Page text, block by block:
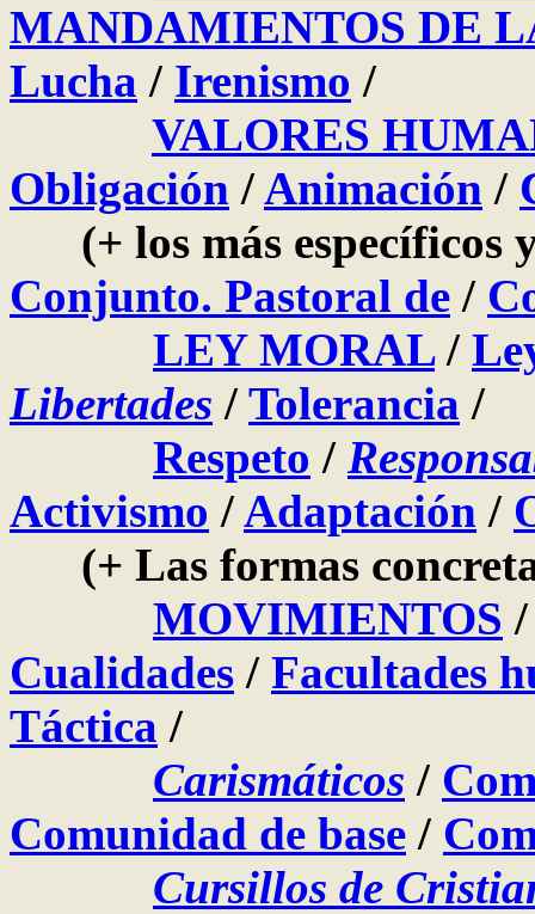
MANDAMIENTOS DE
Lucha / Irenismo /
VALORES
Obligación /Animación /
(+ los más específicos
Conjunto. Pastoral de /
LEY MORAL/
Libertades / Tolerancia /
Respeto /
Activismo /Adaptación /
(+ Las formas
MOVIMIENTOS
Cualidades / Facultades
Táctica /
Carismáticos /
Comunidad de base /
Cursillos de